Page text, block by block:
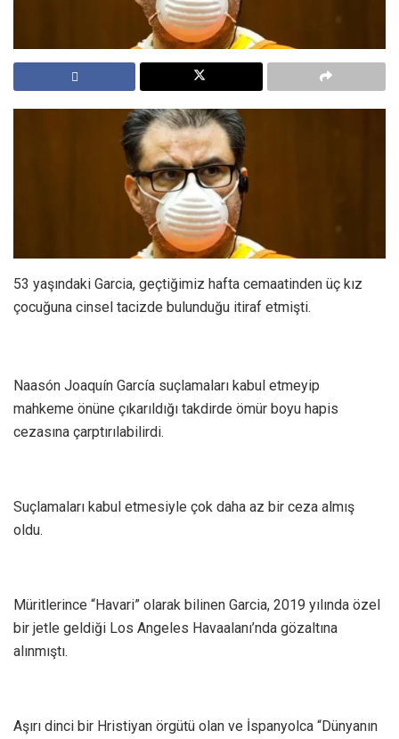
53 yaşındaki Garcia, geçtiğimiz hafta cemaatinden üç kız
çocuğuna cinsel tacizde bulunduğu itiraf etmişti.
Naasón Joaquín García suçlamaları kabul etmeyip
mahkeme önüne çıkarıldığı takdirde ömür boyu hapis
cezasına çarptırılabilirdi.
Suçlamaları kabul etmesiyle çok daha az bir ceza almış
oldu.
Müritlerince “Havari” olarak bilinen Garcia, 2019 yılında özel
bir jetle geldiği Los Angeles Havaalanı’nda gözaltına
alınmıştı.
Aşırı dinci bir Hristiyan örgütü olan ve İspanyolca “Dünyanın